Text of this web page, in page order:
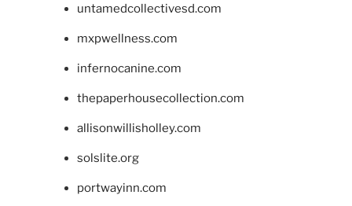
untamedcollectivesd.com
mxpwellness.com
infernocanine.com
thepaperhousecollection.com
allisonwillisholley.com
solslite.org
portwayinn.com